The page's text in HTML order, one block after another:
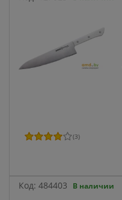
(3)
Код: 484403 В наличии